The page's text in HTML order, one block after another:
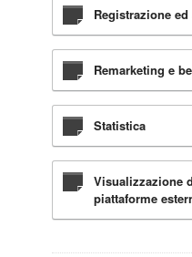
Registrazione
Remarketing e
Statistica
Visualizzazione
piattaforme